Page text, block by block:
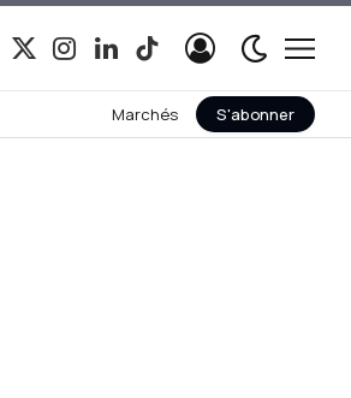
X
Instagram
LinkedInTikTok
Marchés S'abonner